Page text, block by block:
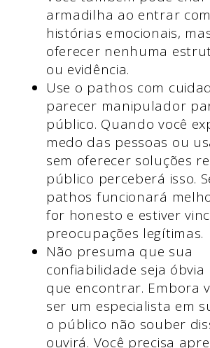
armadilha ao entrar
histórias emocionais,
oferecer nenhuma
ou evidência.
Use o pathos com
parecer manipulador
público. Quando você
medo das pessoas ou
sem oferecer soluções
público perceberá isso.
pathos funcionará
for honesto e estiver
preocupações legítimas.
Não presuma que sua
confiabilidade seja
que encontrar. Embora
ser um especialista em
o público não souber
ouvirá. Você precisa